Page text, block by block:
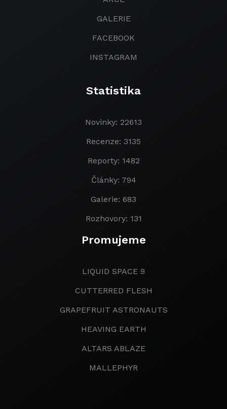
GALERIE
FACEBOOK
INSTAGRAM
Statistika
Novinky: 22613
Recenze: 3135
Reporty: 1482
Články: 794
Galerie: 683
Rozhovory: 131
Promujeme
LIQUID SPACE 9
CUTTERRED FLESH
GRAPEFRUIT ASTRONAUTS
HEAVING EARTH
ALTARS ABLAZE
MALLEPHYR